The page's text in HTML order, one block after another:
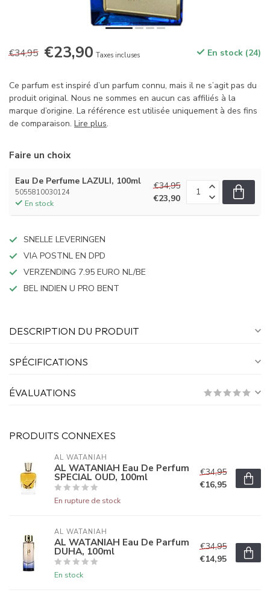
€34,95 €23,90 Taxes incluses En stock (24)
Ce parfum est inspiré d’un parfum connu, mais il ne s’agit pas du
produit original. Nous ne sommes en aucun cas affiliés à la
marque d’origine. La référence est utilisée uniquement à des fins
de comparaison. Lire plus.
Faire un choix
Eau De Perfume LAZULI, 100ml
5055810030124
En stock
€34,95
€23,90
SNELLE LEVERINGEN
VIA POSTNL EN DPD
VERZENDING 7.95 EURO NL/BE
BEL INDIEN U PRO BENT
DESCRIPTION DU PRODUIT
SPÉCIFICATIONS
ÉVALUATIONS
PRODUITS CONNEXES
AL WATANIAH
AL WATANIAH Eau De Perfum
SPECIAL OUD, 100ml
En rupture de stock
€34,95
€16,95
AL WATANIAH
AL WATANIAH Eau De Parfum
DUHA, 100ml
En stock
€34,95
€14,95